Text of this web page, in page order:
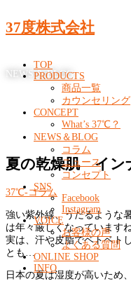
37度株式会社
TOP
PRODUCTS
商品一覧
カウンセリング
CONCEPT
What’s 37℃？
NEWS＆BLOG
コラム
ニュース
コンセプト
SNS
Facebook
Instagram
VOICE
お客様の声
よくある質問
ONLINE SHOP
INFO
NEWS & BLOG
夏の乾燥肌 イン
37℃-コラム
強い紫外線、うだるような
は年々厳しくなっていますね
実は、汗や皮脂でベトベト
とも…
日本の夏は湿度が高いため